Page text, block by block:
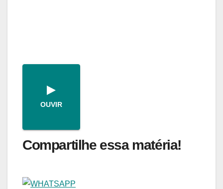
OUVIR
Compartilhe essa matéria!